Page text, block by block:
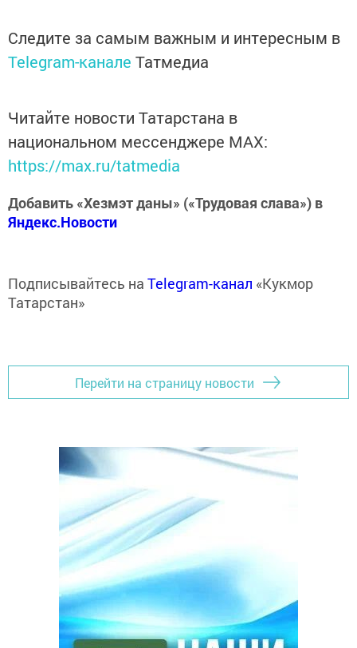
Следите за самым важным и интересным в
Telegram-канале Татмедиа
Читайте новости Татарстана в
национальном мессенджере MАХ:
https://max.ru/tatmedia
Добавить «Хезмэт даны» («Трудовая слава») в
Яндекс.Новости
Подписывайтесь на Telegram-канал «Кукмор
Татарстан»
Перейти на страницу новости